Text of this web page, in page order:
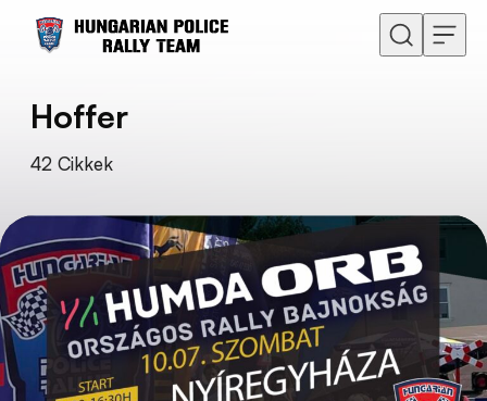
Ugrás a tartalomhoz
Hoffer
42 Cikkek